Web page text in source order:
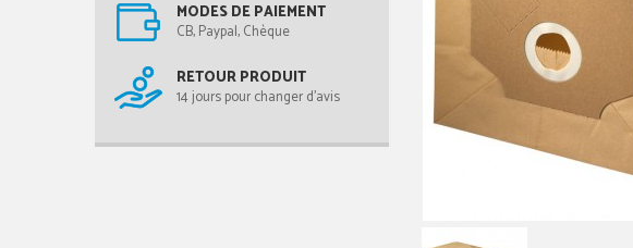
MODES DE PAIEMENT
CB, Paypal, Chèque
RETOUR PRODUIT
14 jours pour changer d'avis